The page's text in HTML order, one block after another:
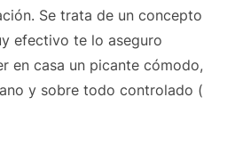
Se trata de un concepto
efectivo te lo aseguro
en casa un picante cómodo,
y sobre todo controlado (